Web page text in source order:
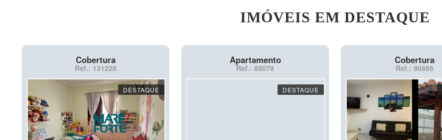
IMÓVEIS EM DESTAQUE
Cobertura
Ref.: 131228
DESTAQUE
Apartamento
Ref.: 85079
DESTAQUE
Cobertura
Ref.: 90895